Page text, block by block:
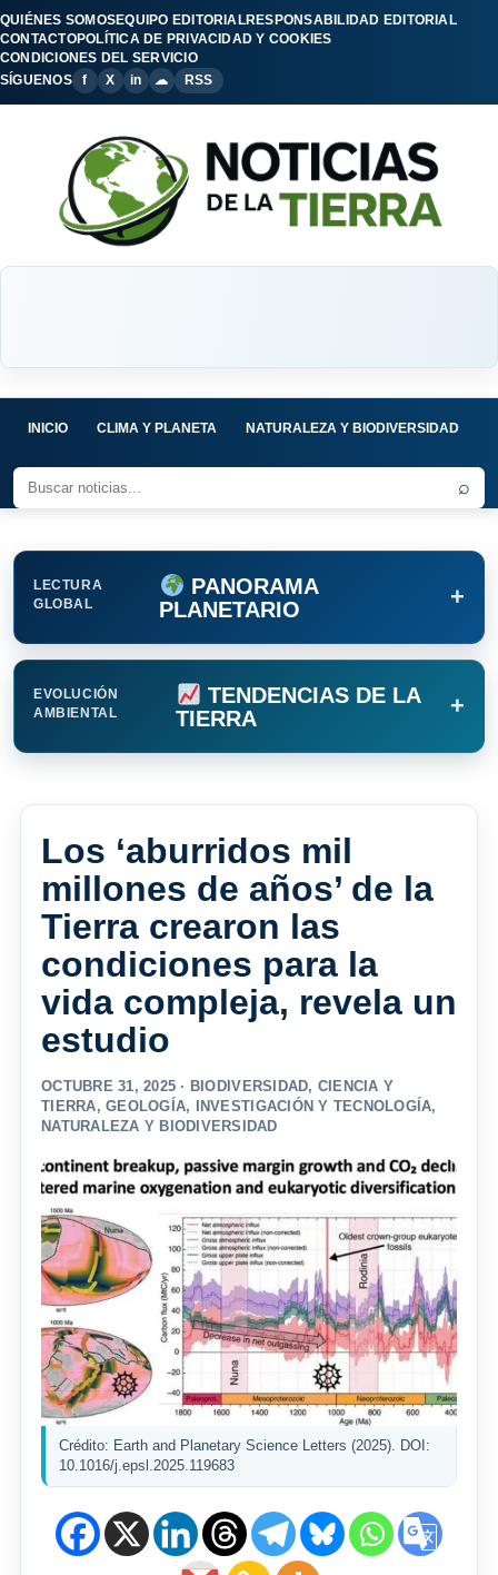
QUIÉNES SOMOSEQUIPO EDITORIALRESPONSABILIDAD EDITORIAL
CONTACTOPOLÍTICA DE PRIVACIDAD Y COOKIES
CONDICIONES DEL SERVICIO
SÍGUENOS
f X in ☁ RSS
INICIO CLIMA Y PLANETA NATURALEZA Y BIODIVERSIDAD
⌕
LECTURA
GLOBAL
PANORAMA
PLANETARIO
+
EVOLUCIÓN
AMBIENTAL
TENDENCIAS DE LA
TIERRA
+
Los ‘aburridos mil
millones de años’ de la
Tierra crearon las
condiciones para la
vida compleja, revela un
estudio
OCTUBRE 31, 2025 · BIODIVERSIDAD, CIENCIA Y
TIERRA,GEOLOGÍA, INVESTIGACIÓN Y TECNOLOGÍA,
NATURALEZA Y BIODIVERSIDAD
Crédito: Earth and Planetary Science Letters (2025). DOI:
10.1016/j.epsl.2025.119683